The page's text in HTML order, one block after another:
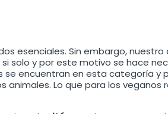
esenciales. Sin embargo, nuestro
solo y por este motivo se hace
se encuentran en esta categoría y
Lo que para los veganos